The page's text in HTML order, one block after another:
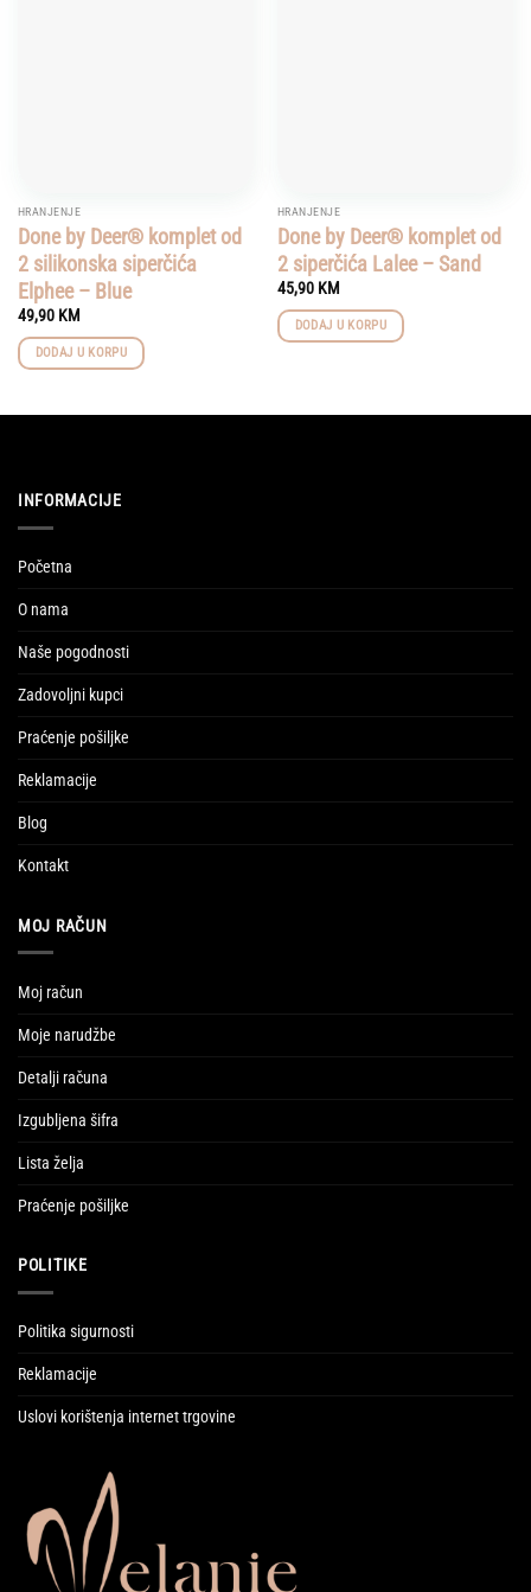
HRANJENJE
Done by Deer® komplet od
2 silikonska siperčića
Elphee – Blue
49,90 KM
DODAJ U KORPU
HRANJENJE
Done by Deer® komplet od
2 siperčića Lalee – Sand
45,90 KM
DODAJ U KORPU
INFORMACIJE
Početna
O nama
Naše pogodnosti
Zadovoljni kupci
Praćenje pošiljke
Reklamacije
Blog
Kontakt
MOJ RAČUN
Moj račun
Moje narudžbe
Detalji računa
Izgubljena šifra
Lista želja
Praćenje pošiljke
POLITIKE
Politika sigurnosti
Reklamacije
Uslovi korištenja internet trgovine